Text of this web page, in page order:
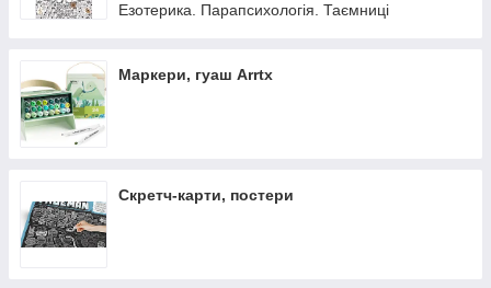
Езотерика. Парапсихологія. Таємниці
Маркери, гуаш Arrtx
Скретч-карти, постери